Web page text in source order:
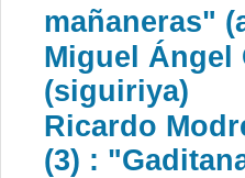
mañaneras"
Miguel Ángel
(siguiriya)
Ricardo
(3) :